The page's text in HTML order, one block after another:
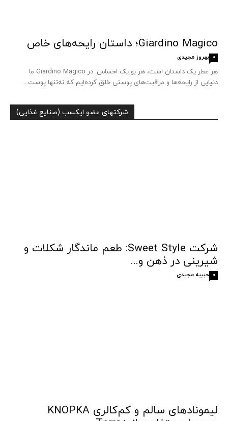
Giardino Magico؛ داستان رایحه‌های خاص
بهروز مجیدی 0
هر عطر یک داستان است، هر بو یک احساس. در Giardino Magico ما
دنیایی از رایحه‌ها و مراقبت‌های پوستی خلق کرده‌ایم که نه‌تنها پوست...
شرکتهای عضو ایکسب (صنایع غذایی)
شرکت Sweet Style: طعم ماندگار شکلات و
شیرینی در ذهن و...
حبیبه مجیدی 0
لیمونادهای سالم و کم‌کالری KNOPKA